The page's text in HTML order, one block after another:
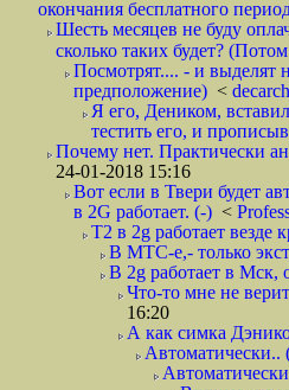
окончания бесплатного
Шесть месяцев не буду
сколько таких будет?
Посмотрят.... - и выделят
предположение) < decarch
Я его, Деником,
тестить его, и
Почему нет. Практически
24-01-2018 15:16
Вот если в Твери будет
в 2G работает. (-) <
T2 в 2g работает
В МТС-е,- только
В 2g работает в Мск,
Что-то мне не
16:20
А как симка